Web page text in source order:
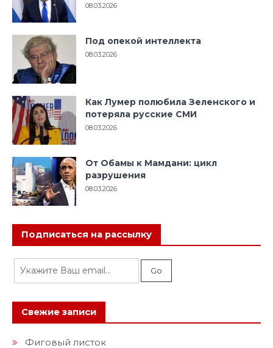
08.03.2026
Под опекой интеллекта
08.03.2026
Как Лумер полюбила Зеленского и
потеряла русские СМИ
08.03.2026
От Обамы к Мамдани: цикл
разрушения
08.03.2026
Подписаться на рассылку
Свежие записи
Фиговый листок